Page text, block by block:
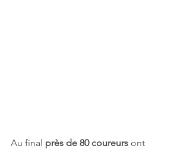
Au final près de 80 coureurs ont